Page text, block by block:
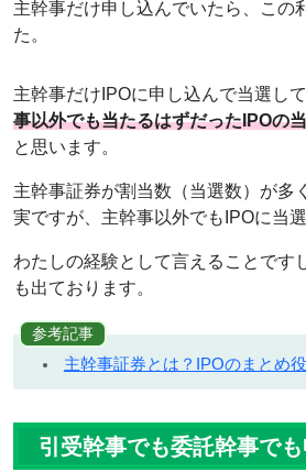
主幹事だけ申し込んでいたら、この
た。
主幹事だけIPOに申し込んで当選して
事以外でも当たるはずだったIPOの
と思います。
主幹事証券が割当数（当選数）が多
実ですが、主幹事以外でもIPOに当選
わたしの経験として言えることです
も出ております。
参考記事
主幹事証券とは？IPOのまとめ
引受幹事でも委託幹事で